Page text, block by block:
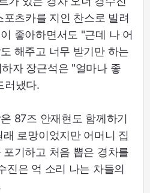
츠카를 지인 찬스로 빌려
좋아하면서도 "근데 나 어
해주고 너무 받기만 하는
자 장근석은 "얼마나 좋
러냈다.
87즈 안재현도 함께하기
로망이었지만 어머니 집
기하고 처음 뽑은 경차를
진은 억 소리 나는 차들의